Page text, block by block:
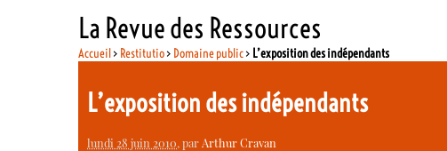
La Revue des Ressources
Accueil> Restitutio> Domaine public> L’exposition des indépendants
L’exposition des indépendants
lundi 28 juin 2010, parArthur Cravan